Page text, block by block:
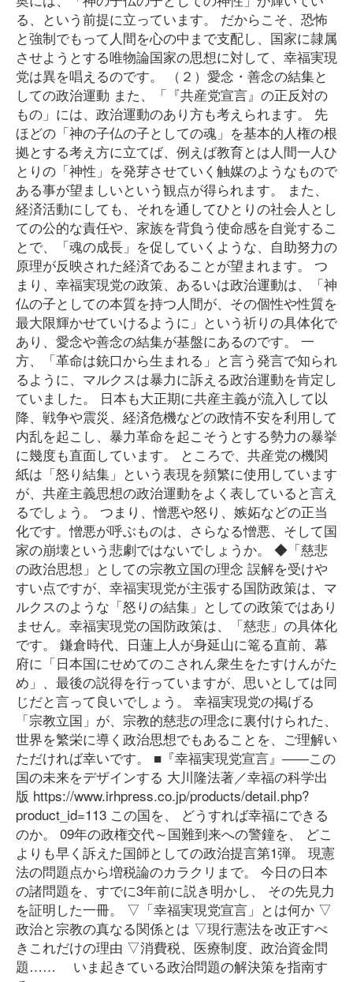
る、という前提に立っています。 だからこそ、恐怖
と強制でもって人間を心の中まで支配し、国家に隷属
させようとする唯物論国家の思想に対して、幸福実現
党は異を唱えるのです。 （２）愛念・善念の結集と
しての政治運動 また、「『共産党宣言』の正反対の
もの」には、政治運動のあり方も考えられます。 先
ほどの「神の子仏の子としての魂」を基本的人権の根
拠とする考え方に立てば、例えば教育とは人間一人ひ
とりの「神性」を発芽させていく触媒のようなもので
ある事が望ましいという観点が得られます。 また、
経済活動にしても、それを通してひとりの社会人とし
ての公的な責任や、家族を背負う使命感を自覚するこ
とで、「魂の成長」を促していくような、自助努力の
原理が反映された経済であることが望まれます。 つ
まり、幸福実現党の政策、あるいは政治運動は、「神
仏の子としての本質を持つ人間が、その個性や性質を
最大限輝かせていけるように」という祈りの具体化で
あり、愛念や善念の結集が基盤にあるのです。 一
方、「革命は銃口から生まれる」と言う発言で知られ
るように、マルクスは暴力に訴える政治運動を肯定し
ていました。 日本も大正期に共産主義が流入して以
降、戦争や震災、経済危機などの政情不安を利用して
内乱を起こし、暴力革命を起こそうとする勢力の暴挙
に幾度も直面しています。 ところで、共産党の機関
紙は「怒り結集」という表現を頻繁に使用しています
が、共産主義思想の政治運動をよく表していると言え
るでしょう。 つまり、憎悪や怒り、嫉妬などの正当
化です。憎悪が呼ぶものは、さらなる憎悪、そして国
家の崩壊という悲劇ではないでしょうか。 ◆「慈悲
の政治思想」としての宗教立国の理念 誤解を受けや
すい点ですが、幸福実現党が主張する国防政策は、マ
ルクスのような「怒りの結集」としての政策ではあり
ません。幸福実現党の国防政策は、「慈悲」の具体化
です。 鎌倉時代、日蓮上人が身延山に篭る直前、幕
府に「日本国にせめてのこされん衆生をたすけんがた
め」、最後の説得を行っていますが、思いとしては同
じだと言って良いでしょう。 幸福実現党の掲げる
「宗教立国」が、宗教的慈悲の理念に裏付けられた、
世界を繁栄に導く政治思想でもあることを、ご理解い
ただければ幸いです。 ■『幸福実現党宣言』――この
国の未来をデザインする 大川隆法著／幸福の科学出
版 https://www.irhpress.co.jp/products/detail.php?
product_id=113 この国を、 どうすれば幸福にできる
のか。 09年の政権交代～国難到来への警鐘を、 どこ
よりも早く訴えた国師としての政治提言第1弾。 現憲
法の問題点から増税論のカラクリまで。 今日の日本
の諸問題を、すでに3年前に説き明かし、 その先見力
を証明した一冊。 ▽「幸福実現党宣言」とは何か ▽
政治と宗教の真なる関係とは ▽現行憲法を改正すべ
きこれだけの理由 ▽消費税、医療制度、政治資金問
題…… いま起きている政治問題の解決策を指南す